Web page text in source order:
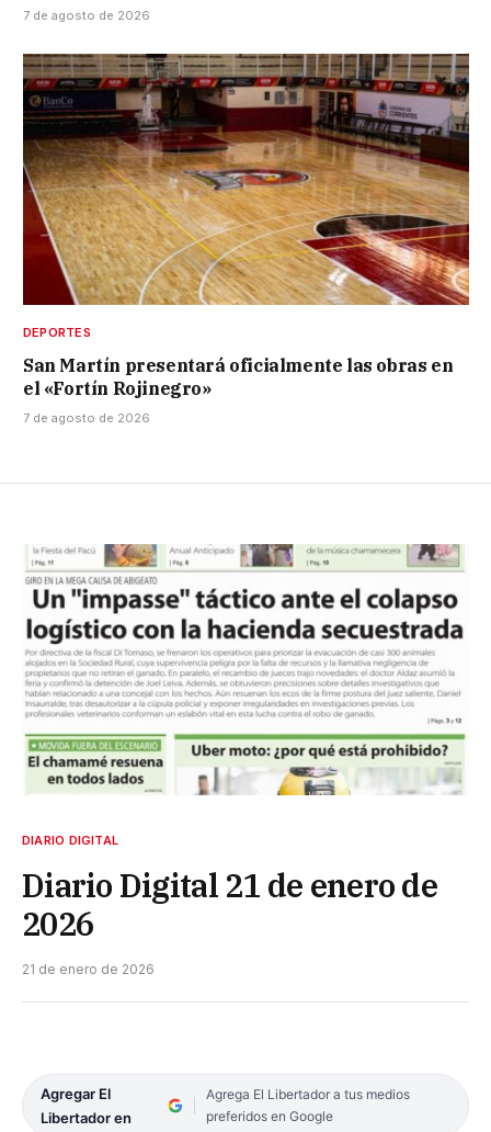
7 de agosto de 2026
DEPORTES
San Martín presentará oficialmente las obras en
el «Fortín Rojinegro»
7 de agosto de 2026
DIARIO DIGITAL
Diario Digital 21 de enero de
2026
21 de enero de 2026
Agregar El
Libertador en
Agrega El Libertador a tus medios
preferidos en Google